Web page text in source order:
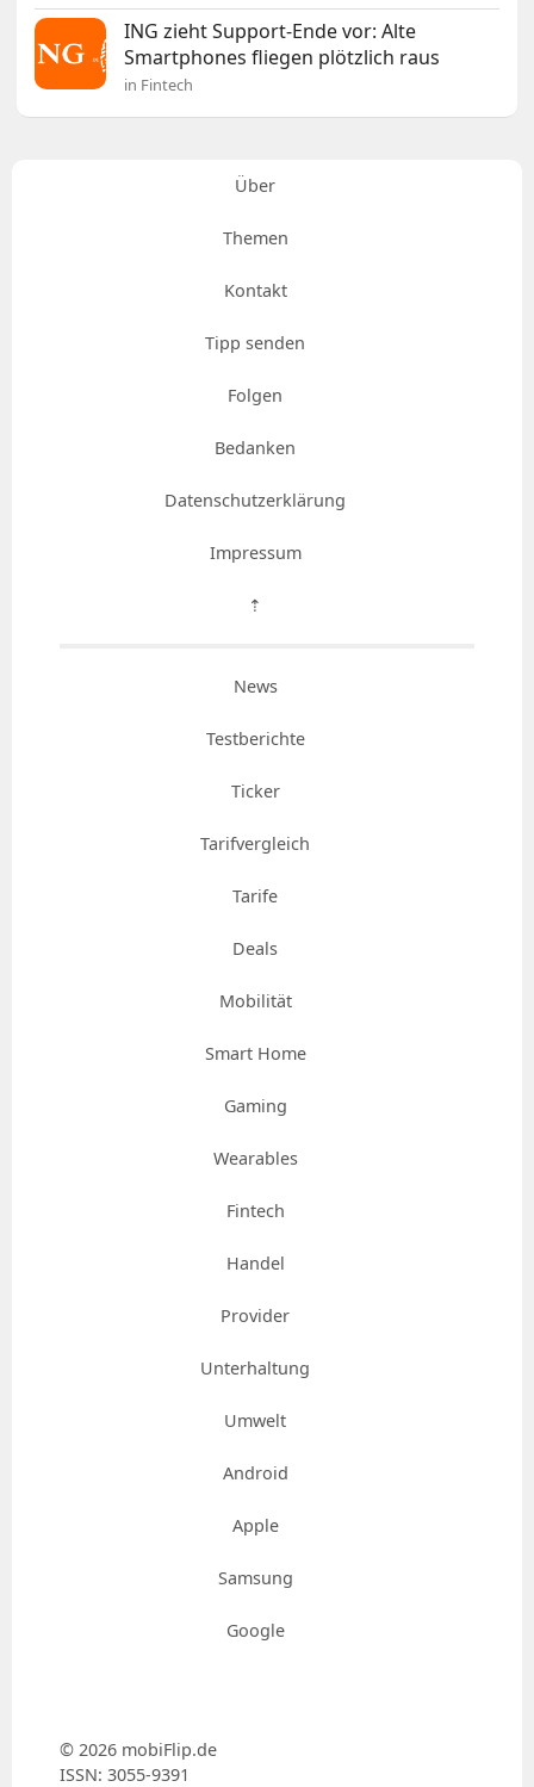
ING zieht Support-Ende vor: Alte
Smartphones fliegen plötzlich raus
in Fintech
Über
Themen
Kontakt
Tipp senden
Folgen
Bedanken
Datenschutzerklärung
Impressum
⇡
News
Testberichte
Ticker
Tarifvergleich
Tarife
Deals
Mobilität
Smart Home
Gaming
Wearables
Fintech
Handel
Provider
Unterhaltung
Umwelt
Android
Apple
Samsung
Google
© 2026 mobiFlip.de
ISSN: 3055-9391